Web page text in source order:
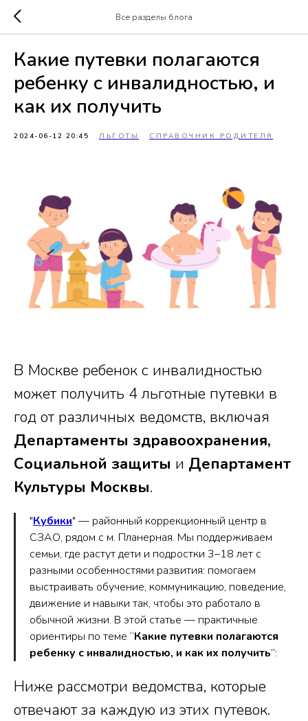
Все разделы блога
Какие путевки полагаются
ребенку с инвалидностью, и
как их получить
2024-06-12 20:45 ЛЬГОТЫ СПРАВОЧНИК РОДИТЕЛЯ
В Москве ребенок с инвалидностью
может получить 4 льготные путевки в
год от различных ведомств, включая
Департаменты здравоохранения,
Социальной защиты и Департамент
Культуры Москвы.
"Кубики" — районный коррекционный центр в
СЗАО, рядом с м. Планерная. Мы поддерживаем
семьи, где растут дети и подростки 3–18 лет с
разными особенностями развития: помогаем
выстраивать обучение, коммуникацию, поведение,
движение и навыки так, чтобы это работало в
обычной жизни. В этой статье — практичные
ориентиры по теме “Какие путевки полагаются
ребенку с инвалидностью, и как их получить”:
Ниже рассмотри ведомства, которые
отвечают за каждую из этих путевок.